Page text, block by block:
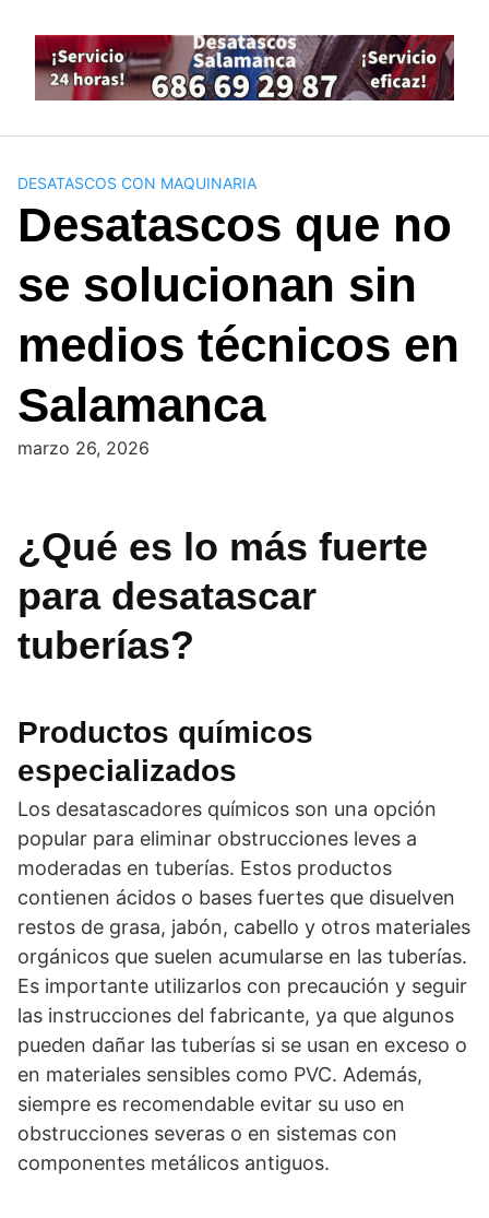
contenido
DESATASCOS CON MAQUINARIA
Desatascos que no
se solucionan sin
medios técnicos en
Salamanca
marzo 26, 2026
¿Qué es lo más fuerte
para desatascar
tuberías?
Productos químicos
especializados
Los desatascadores químicos son una opción
popular para eliminar obstrucciones leves a
moderadas en tuberías. Estos productos
contienen ácidos o bases fuertes que disuelven
restos de grasa, jabón, cabello y otros materiales
orgánicos que suelen acumularse en las tuberías.
Es importante utilizarlos con precaución y seguir
las instrucciones del fabricante, ya que algunos
pueden dañar las tuberías si se usan en exceso o
en materiales sensibles como PVC. Además,
siempre es recomendable evitar su uso en
obstrucciones severas o en sistemas con
componentes metálicos antiguos.